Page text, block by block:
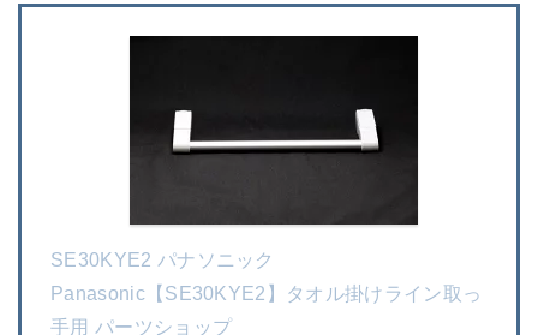
SE30KYE2 パナソニック
Panasonic【SE30KYE2】タオル掛けライン取っ
手用 パーツショップ